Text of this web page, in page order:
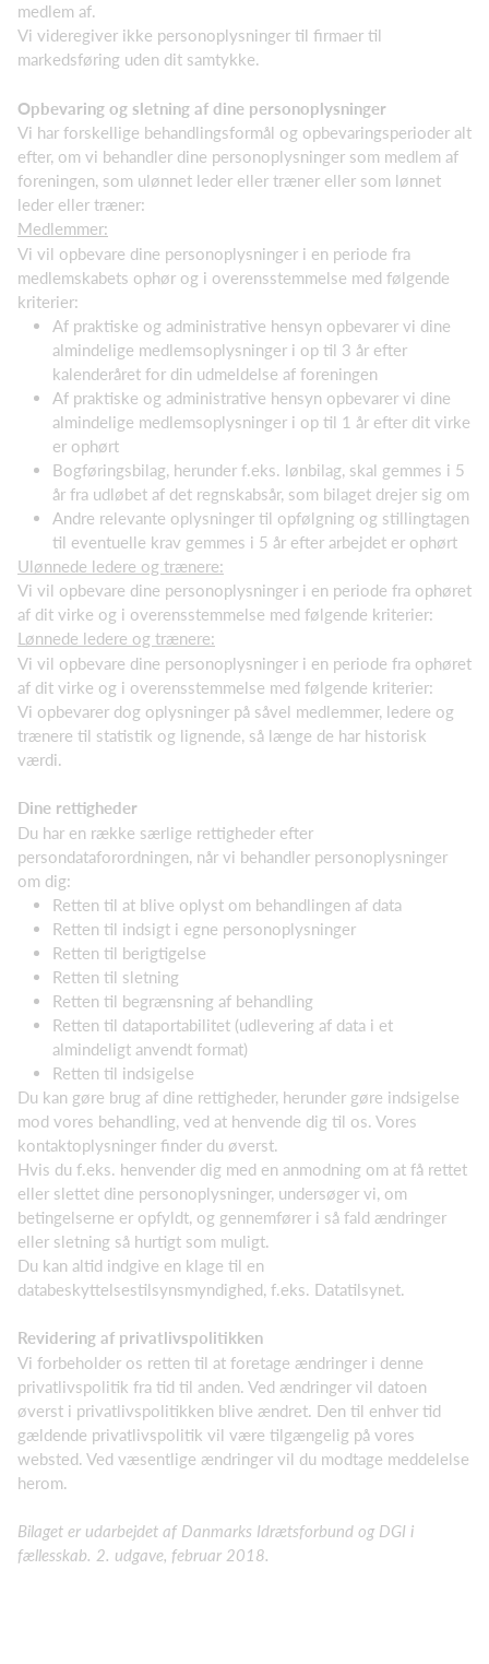
medlem af.
Vi videregiver ikke personoplysninger til firmaer til
markedsføring uden dit samtykke.
Opbevaring og sletning af dine personoplysninger
Vi har forskellige behandlingsformål og opbevaringsperioder alt
efter, om vi behandler dine personoplysninger som medlem af
foreningen, som ulønnet leder eller træner eller som lønnet
leder eller træner:
Medlemmer:
Vi vil opbevare dine personoplysninger i en periode fra
medlemskabets ophør og i overensstemmelse med følgende
kriterier:
Af praktiske og administrative hensyn opbevarer vi dine
almindelige medlemsoplysninger i op til 3 år efter
kalenderåret for din udmeldelse af foreningen
Af praktiske og administrative hensyn opbevarer vi dine
almindelige medlemsoplysninger i op til 1 år efter dit virke
er ophørt
Bogføringsbilag, herunder f.eks. lønbilag, skal gemmes i 5
år fra udløbet af det regnskabsår, som bilaget drejer sig om
Andre relevante oplysninger til opfølgning og stillingtagen
til eventuelle krav gemmes i 5 år efter arbejdet er ophørt
Ulønnede ledere og trænere:
Vi vil opbevare dine personoplysninger i en periode fra ophøret
af dit virke og i overensstemmelse med følgende kriterier:
Lønnede ledere og trænere:
Vi vil opbevare dine personoplysninger i en periode fra ophøret
af dit virke og i overensstemmelse med følgende kriterier:
Vi opbevarer dog oplysninger på såvel medlemmer, ledere og
trænere til statistik og lignende, så længe de har historisk
værdi.
Dine rettigheder
Du har en række særlige rettigheder efter
persondataforordningen, når vi behandler personoplysninger
om dig:
Retten til at blive oplyst om behandlingen af data
Retten til indsigt i egne personoplysninger
Retten til berigtigelse
Retten til sletning
Retten til begrænsning af behandling
Retten til dataportabilitet (udlevering af data i et
almindeligt anvendt format)
Retten til indsigelse
Du kan gøre brug af dine rettigheder, herunder gøre indsigelse
mod vores behandling, ved at henvende dig til os. Vores
kontaktoplysninger finder du øverst.
Hvis du f.eks. henvender dig med en anmodning om at få rettet
eller slettet dine personoplysninger, undersøger vi, om
betingelserne er opfyldt, og gennemfører i så fald ændringer
eller sletning så hurtigt som muligt.
Du kan altid indgive en klage til en
databeskyttelsestilsynsmyndighed, f.eks. Datatilsynet.
Revidering af privatlivspolitikken
Vi forbeholder os retten til at foretage ændringer i denne
privatlivspolitik fra tid til anden. Ved ændringer vil datoen
øverst i privatlivspolitikken blive ændret. Den til enhver tid
gældende privatlivspolitik vil være tilgængelig på vores
websted. Ved væsentlige ændringer vil du modtage meddelelse
herom.
Bilaget er udarbejdet af Danmarks Idrætsforbund og DGI i
fællesskab. 2. udgave, februar 2018.